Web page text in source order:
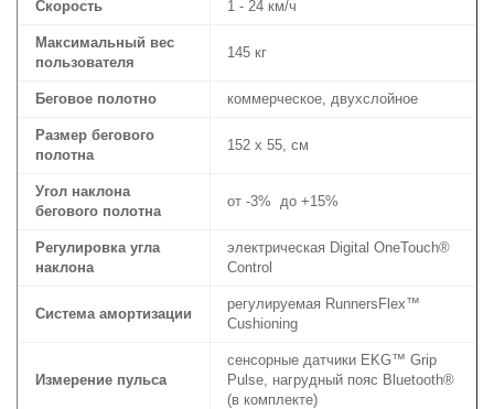
Скорость 1 - 24 км/ч
Максимальный вес
пользователя
145 кг
Беговое полотно коммерческое, двухслойное
Размер бегового
полотна
152 х 55, см
Угол наклона
бегового полотна
от -3% до +15%
Регулировка угла
наклона
электрическая Digital OneTouch®
Control
Система амортизации
регулируемая RunnersFlex™
Cushioning
Измерение пульса
сенсорные датчики EKG™ Grip
Pulse, нагрудный пояс Bluetooth®
(в комплекте)